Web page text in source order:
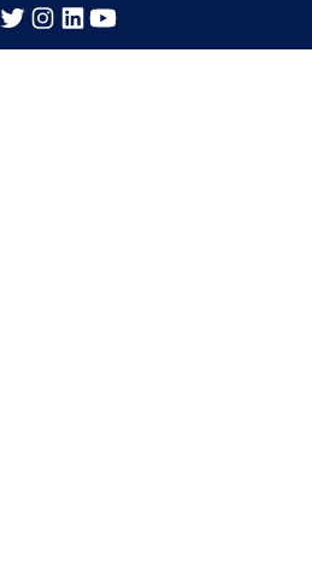
Facebook
Twitter
Instagram
Linkedin
Youtube